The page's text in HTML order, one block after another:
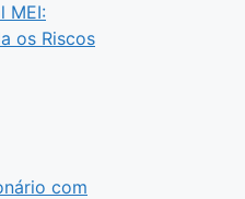
MEI:
os Riscos
com